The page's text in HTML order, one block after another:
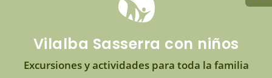
Vilalba Sasserra con niños
Excursiones y actividades para toda la familia